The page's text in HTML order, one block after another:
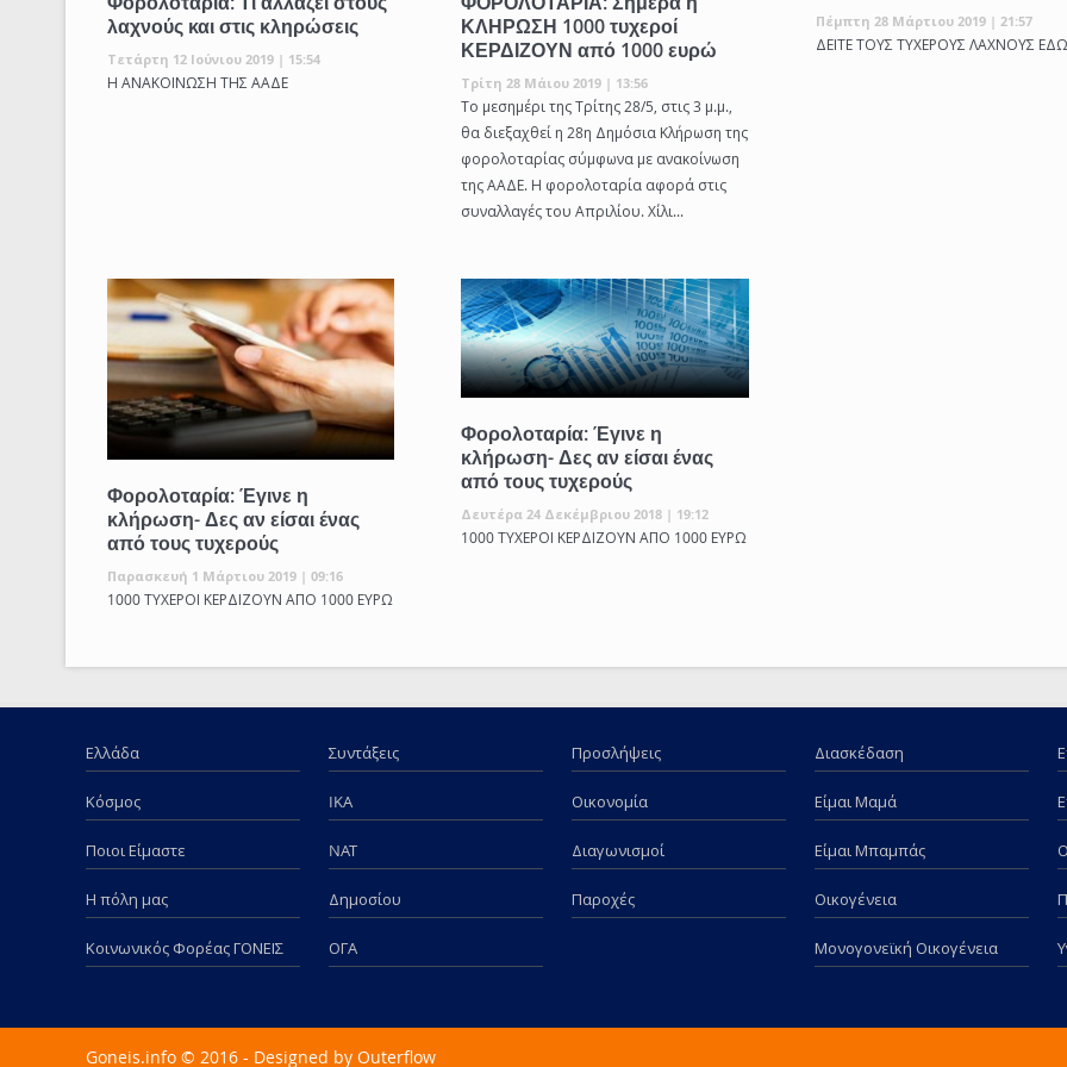
λαχνούς και στις κληρώσεις
Τετάρτη 12 Ιούνιου 2019 | 15:54
Η ΑΝΑΚΟΙΝΩΣΗ ΤΗΣ ΑΑΔΕ
ΚΛΗΡΩΣΗ 1000 τυχεροί
ΚΕΡΔΙΖΟΥΝ από 1000 ευρώ
Τρίτη 28 Μάιου 2019 | 13:56
Το μεσημέρι της Τρίτης 28/5, στις 3 μ.μ.,
θα διεξαχθεί η 28η Δημόσια Κλήρωση της
φορολοταρίας σύμφωνα με ανακοίνωση
της ΑΑΔΕ. Η φορολοταρία αφορά στις
συναλλαγές του Απριλίου. Χίλι...
Πέμπτη 28 Μάρτιου 2019 | 21:57
ΔΕΙΤΕ ΤΟΥΣ ΤΥΧΕΡΟΥΣ ΛΑΧΝΟΥΣ ΕΔΩ
Φορολοταρία: Έγινε η
κλήρωση- Δες αν είσαι ένας
από τους τυχερούς
Παρασκευή 1 Μάρτιου 2019 | 09:16
1000 ΤΥΧΕΡΟΙ ΚΕΡΔΙΖΟΥΝ ΑΠΟ 1000 ΕΥΡΩ
Φορολοταρία: Έγινε η
κλήρωση- Δες αν είσαι ένας
από τους τυχερούς
Δευτέρα 24 Δεκέμβριου 2018 | 19:12
1000 ΤΥΧΕΡΟΙ ΚΕΡΔΙΖΟΥΝ ΑΠΟ 1000 ΕΥΡΩ
Ελλάδα
Κόσμος
Ποιοι Είμαστε
Η πόλη μας
Κοινωνικός Φορέας ΓΟΝΕΙΣ
Συντάξεις
IKA
NAT
Δημοσίου
ΟΓΑ
Προσλήψεις
Οικονομία
Διαγωνισμοί
Παροχές
Διασκέδαση
Είμαι Μαμά
Είμαι Μπαμπάς
Οικογένεια
Μονογονεϊκή Οικογένεια
Goneis.info © 2016 - Designed by Outerflow